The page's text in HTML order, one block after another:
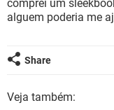
INSTAGRAM
OUTLOOK
GUIA DE COMPRAS
comprei um
alguem poderia me
Share
Veja também: